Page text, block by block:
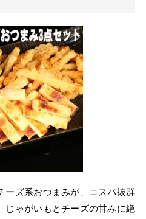
ーズ系おつまみが、コスパ抜群
じゃがいもとチーズの甘みに絶